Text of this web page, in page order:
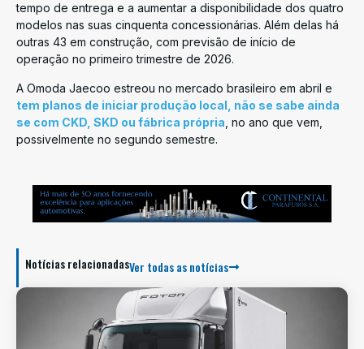
tempo de entrega e a aumentar a disponibilidade dos quatro
modelos nas suas cinquenta concessionárias. Além delas há
outras 43 em construção, com previsão de início de
operação no primeiro trimestre de 2026.
A Omoda Jaecoo estreou no mercado brasileiro em abril e
tem planos de iniciar produção local, não se sabe ainda
se com CKD, SKD ou fábrica própria , no ano que vem,
possivelmente no segundo semestre.
Notícias relacionadasVer todas as notícias